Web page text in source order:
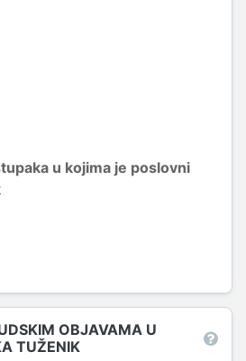
u kojima je poslovni
OBJAVAMA U
TUŽENIK